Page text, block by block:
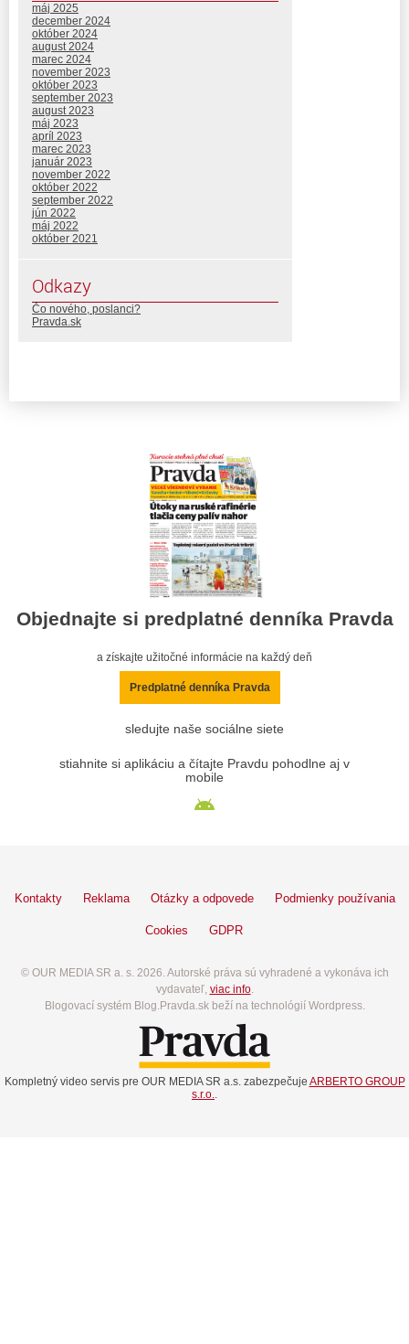
máj 2025
december 2024
október 2024
august 2024
marec 2024
november 2023
október 2023
september 2023
august 2023
máj 2023
apríl 2023
marec 2023
január 2023
november 2022
október 2022
september 2022
jún 2022
máj 2022
október 2021
Odkazy
Čo nového, poslanci?
Pravda.sk
Objednajte si predplatné denníka Pravda
a získajte užitočné informácie na každý deň
Predplatné denníka Pravda
sledujte naše sociálne siete
stiahnite si aplikáciu a čítajte Pravdu pohodlne aj v
mobile
Kontakty Reklama Otázky a odpovede Podmienky používania
Cookies GDPR
© OUR MEDIA SR a. s. 2026. Autorské práva sú vyhradené a vykonáva ich
vydavateľ, viac info.
Blogovací systém Blog.Pravda.sk beží na technológií Wordpress.
Kompletný video servis pre OUR MEDIA SR a.s. zabezpečuje ARBERTO GROUP
s.r.o..